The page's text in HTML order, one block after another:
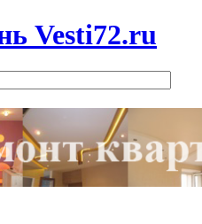
Vesti72.ru